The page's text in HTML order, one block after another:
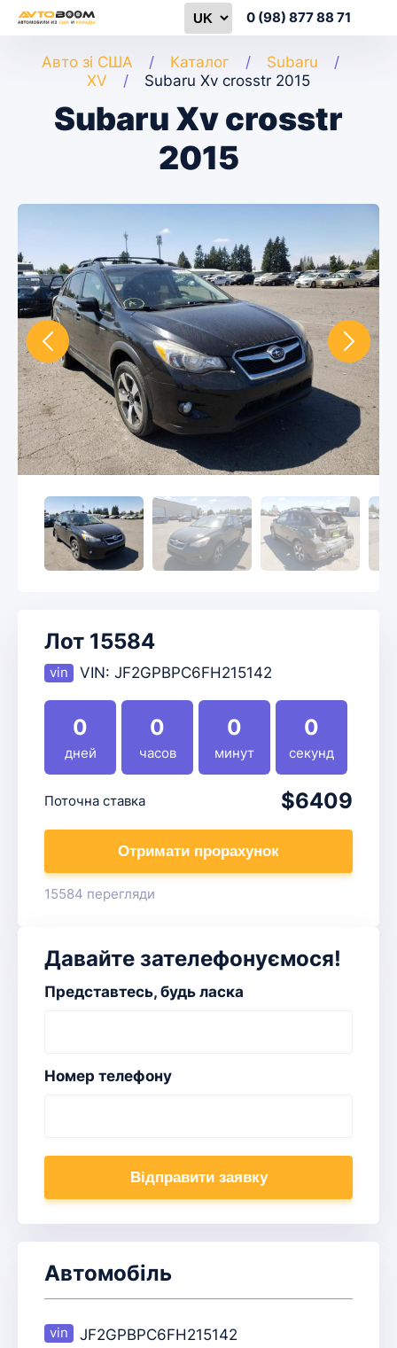
0 (98) 877 88 71
Авто зі США Каталог
Subaru
XV
Subaru Xv crosstr 2015
Subaru Xv crosstr
2015
Лот 15584
VIN: JF2GPBPC6FH215142
0
дней
0
часов
0
минут
0
секунд
Поточна ставка $6409
Отримати прорахунок
15584 перегляди
Давайте зателефонуємося!
Представтесь, будь ласка
Номер телефону
Відправити заявку
Автомобіль
JF2GPBPC6FH215142